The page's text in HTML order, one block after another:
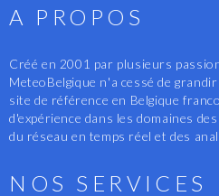
A PROPOS
Créé en 2001 par plusieurs
MeteoBelgique n'a cessé de
site de référence en Belgique
d'expérience dans les domaines
du réseau en temps réel et des
NOS SERVICES